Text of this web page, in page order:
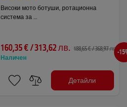
Високи мото ботуши, ротационна
система за …
160,35 € / 313,62 лв. 188,65 € / 368,97 лв.
Наличен
-
Детайли